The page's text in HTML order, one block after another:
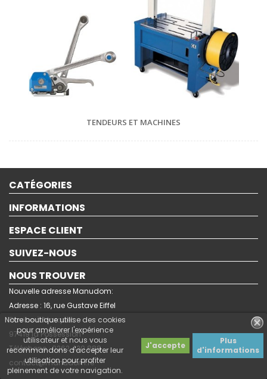
Notre boutique utilise des cookies
pour améliorer l'expérience
utilisateur et nous vous
recommandons d'accepter leur
utilisation pour profiter
pleinement de votre navigation.
J'accepte
Plus
d'informations
TENDEURS ET MACHINES
CATÉGORIES
INFORMATIONS
ESPACE CLIENT
SUIVEZ-NOUS
NOUS TROUVER
Nouvelle adresse Manudom:
Adresse : 16, rue Gustave Eiffel
Ravine à Marquet.
97419 la Possession
Téléphone : 0262 420 888
contact@manudom.re